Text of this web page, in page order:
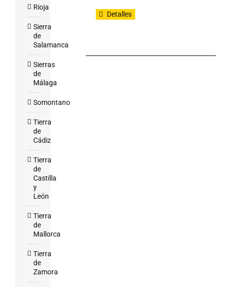
Detalles
Rioja
Sierra
de
Salamanca
Sierras
de
Málaga
Somontano
Tierra
de
Cádiz
Tierra
de
Castilla
y
León
Tierra
de
Mallorca
Tierra
de
Zamora